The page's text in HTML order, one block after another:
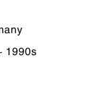
1990s